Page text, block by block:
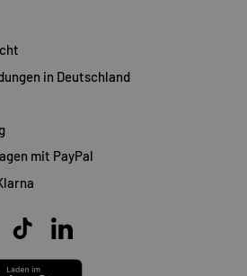
in Deutschland
mit PayPal
TikTokLinkedIn